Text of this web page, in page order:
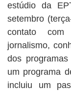
estúdio da
setembro
contato
jornalismo,
dos
um programa
incluiu um